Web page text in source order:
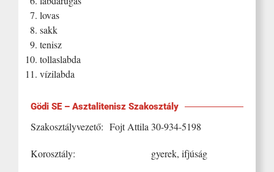
lovas
sakk
tenisz
tollaslabda
vízilabda
Gödi SE – Asztalitenisz Szakosztály
Szakosztályvezető: Fojt Attila 30-934-5198
Korosztály: gyerek, ifjúság